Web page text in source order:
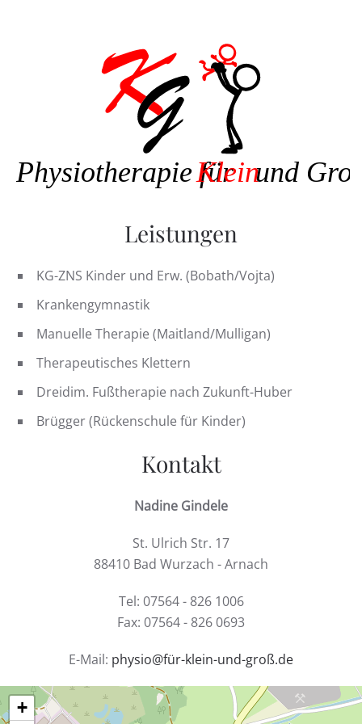
Leistungen
KG-ZNS Kinder und Erw. (Bobath/Vojta)
Krankengymnastik
Manuelle Therapie (Maitland/Mulligan)
Therapeutisches Klettern
Dreidim. Fußtherapie nach Zukunft-Huber
Brügger (Rückenschule für Kinder)
Kontakt
Nadine Gindele
St. Ulrich Str. 17
88410 Bad Wurzach - Arnach
Tel: 07564 - 826 1006
Fax: 07564 - 826 0693
E-Mail: physio@für-klein-und-groß.de
+